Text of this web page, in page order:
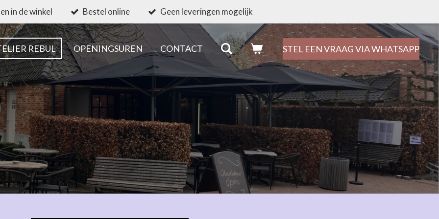
in de winkel Bestel online Geen leveringen mogelijk
REBUL OPENINGSUREN CONTACT STEL EEN VRAAG VIA WHATSAPP